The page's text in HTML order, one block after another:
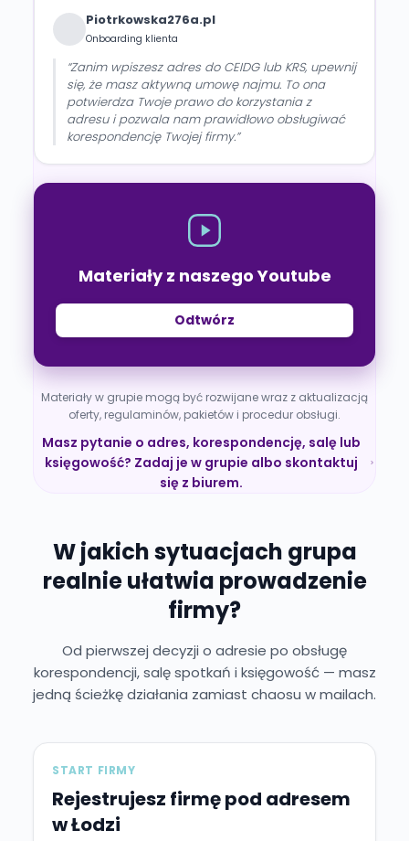
Piotrkowska276a.pl
Onboarding klienta
“Zanim wpiszesz adres do CEIDG lub KRS, upewnij
się, że masz aktywną umowę najmu. To ona
potwierdza Twoje prawo do korzystania z
adresu i pozwala nam prawidłowo obsługiwać
korespondencję Twojej firmy.”
Materiały z naszego Youtube
Odtwórz
Materiały w grupie mogą być rozwijane wraz z aktualizacją
oferty, regulaminów, pakietów i procedur obsługi.
Masz pytanie o adres, korespondencję, salę lub
księgowość? Zadaj je w grupie albo skontaktuj
się z biurem.
W jakich sytuacjach grupa
realnie ułatwia prowadzenie
firmy?
Od pierwszej decyzji o adresie po obsługę
korespondencji, salę spotkań i księgowość — masz
jedną ścieżkę działania zamiast chaosu w mailach.
START FIRMY
Rejestrujesz firmę pod adresem
w Łodzi